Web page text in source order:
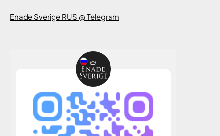
Enade Sverige RUS @ Telegram